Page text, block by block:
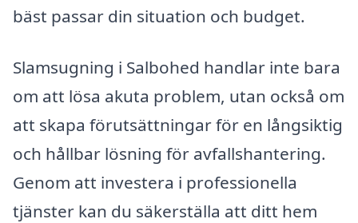
bäst passar din situation och budget.
Slamsugning i Salbohed handlar inte bara
om att lösa akuta problem, utan också om
att skapa förutsättningar för en långsiktig
och hållbar lösning för avfallshantering.
Genom att investera i professionella
tjänster kan du säkerställa att ditt hem